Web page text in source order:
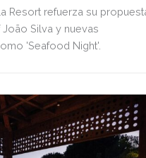
Resort refuerza su
Silva y nuevas
'Seafood Night'.